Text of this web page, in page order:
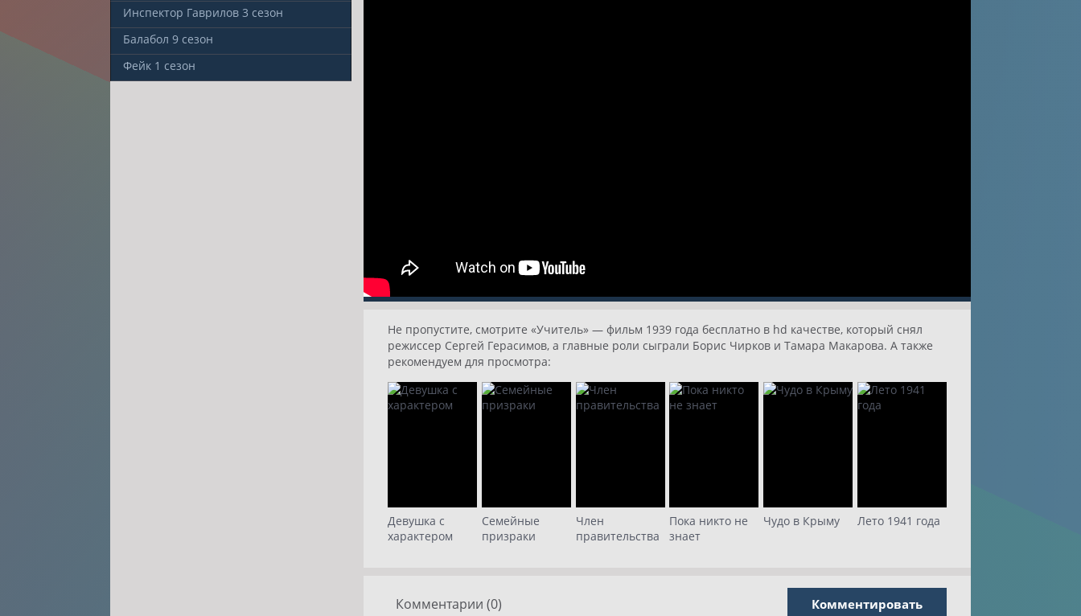
Не пропустите, смотрите «Учитель» — фильм 1939 года бесплатно в hd качестве, который снял
режиссер Сергей Герасимов, а главные роли сыграли Борис Чирков и Тамара Макарова. А также
рекомендуем для просмотра:
Девушка с
характером
Семейные
призраки
Член
правительства
Пока никто не
знает
Чудо в Крыму Лето 1941 года
Комментарии (0) Комментировать
Инспектор Гаврилов 3 сезон
Балабол 9 сезон
Фейк 1 сезон